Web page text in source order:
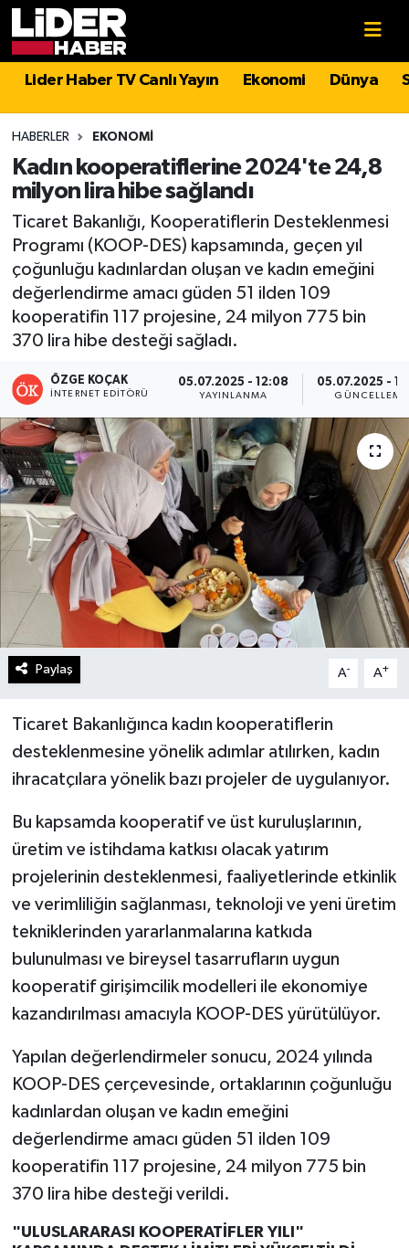
Lider Haber TV Canlı Yayın Ekonomi Dünya
HABERLER EKONOMI
Kadın kooperatiflerine 2024'te 24,8
milyon lira hibe sağlandı
Ticaret Bakanlığı, Kooperatiflerin Desteklenmesi
Programı (KOOP-DES) kapsamında, geçen yıl
çoğunluğu kadınlardan oluşan ve kadın emeğini
değerlendirme amacı güden 51 ilden 109
kooperatifin 117 projesine, 24 milyon 775 bin
370 lira hibe desteği sağladı.
ÖZGE KOÇAK
İNTERNET EDITÖRÜ
05.07.2025 - 12:08
YAYINLANMA
05.07.2025 -
GÜNCELLEME
Paylaş A- A+
Ticaret Bakanlığınca kadın kooperatiflerin
desteklenmesine yönelik adımlar atılırken, kadın
ihracatçılara yönelik bazı projeler de uygulanıyor.
Bu kapsamda kooperatif ve üst kuruluşlarının,
üretim ve istihdama katkısı olacak yatırım
projelerinin desteklenmesi, faaliyetlerinde etkinlik
ve verimliliğin sağlanması, teknoloji ve yeni üretim
tekniklerinden yararlanmalarına katkıda
bulunulması ve bireysel tasarrufların uygun
kooperatif girişimcilik modelleri ile ekonomiye
kazandırılması amacıyla KOOP-DES yürütülüyor.
Yapılan değerlendirmeler sonucu, 2024 yılında
KOOP-DES çerçevesinde, ortaklarının çoğunluğu
kadınlardan oluşan ve kadın emeğini
değerlendirme amacı güden 51 ilden 109
kooperatifin 117 projesine, 24 milyon 775 bin
370 lira hibe desteği verildi.
"ULUSLARARASI KOOPERATİFLER YILI"
Politika
Asayiş
Magazin
Spor
Sağlık
Teknoloji
Turizm
Kültür - Sanat
Lider Haber TV Canlı Yayın izle
Hava Durumu
İstanbul Namaz Vakitleri
Süper Lig Puan Durumu ve Fikstür
Tüm Manşetler
Son Dakika Haberleri
Haber Arşivi